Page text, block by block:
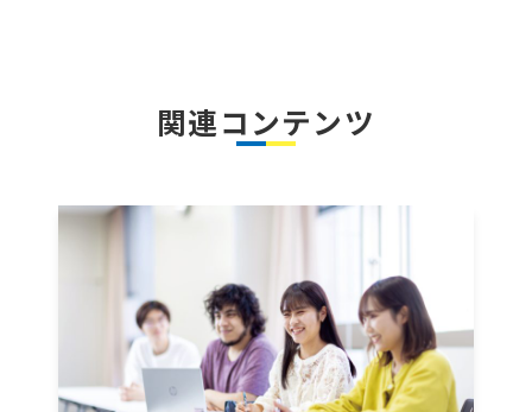
関連コンテンツ